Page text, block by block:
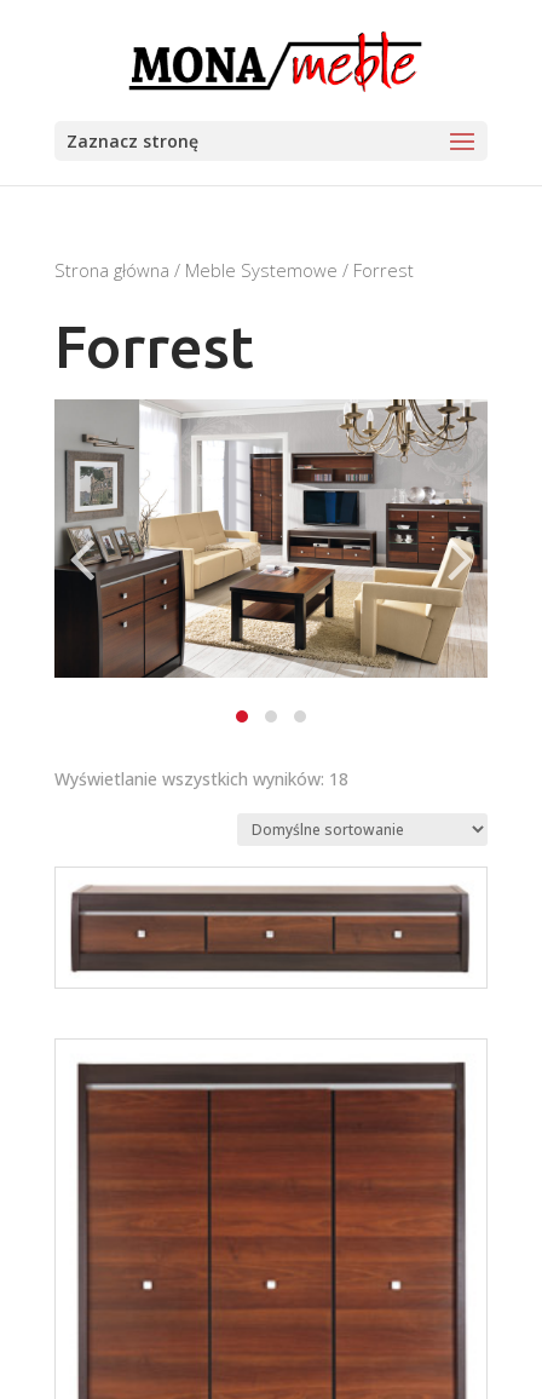
Zaznacz stronę
Strona główna / Meble Systemowe / Forrest
Forrest
Wyświetlanie wszystkich wyników: 18
Forrest FR1
Więcej